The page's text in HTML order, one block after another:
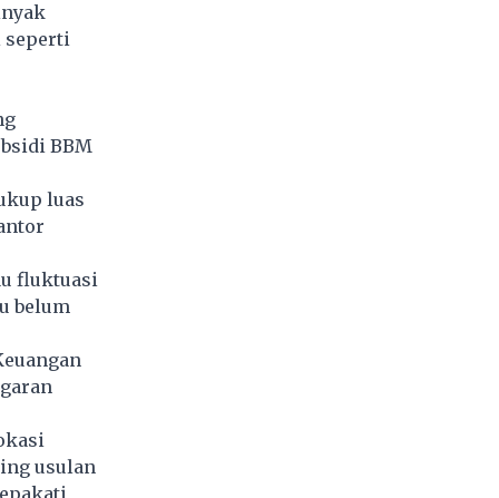
seperti
BBM
luas
fluktuasi
belum
usulan